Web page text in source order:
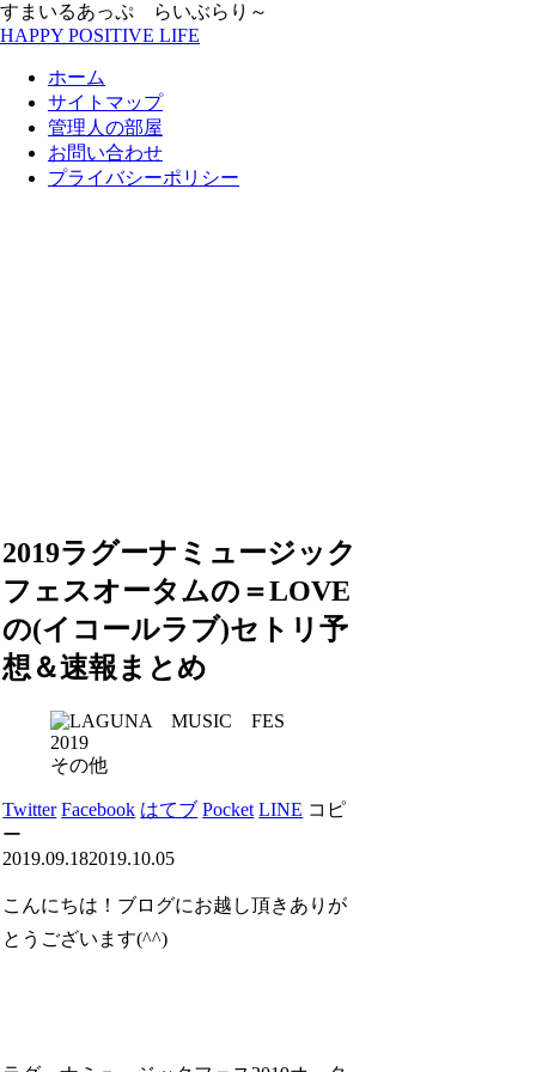
すまいるあっぷ らいぶらり～
HAPPY POSITIVE LIFE
ホーム
サイトマップ
管理人の部屋
お問い合わせ
プライバシーポリシー
2019ラグーナミュージック
フェスオータムの＝LOVE
の(イコールラブ)セトリ予
想＆速報まとめ
その他
Twitter Facebook はてブ Pocket LINE コピ
ー
2019.09.182019.10.05
こんにちは！ブログにお越し頂きありが
とうございます(^^)